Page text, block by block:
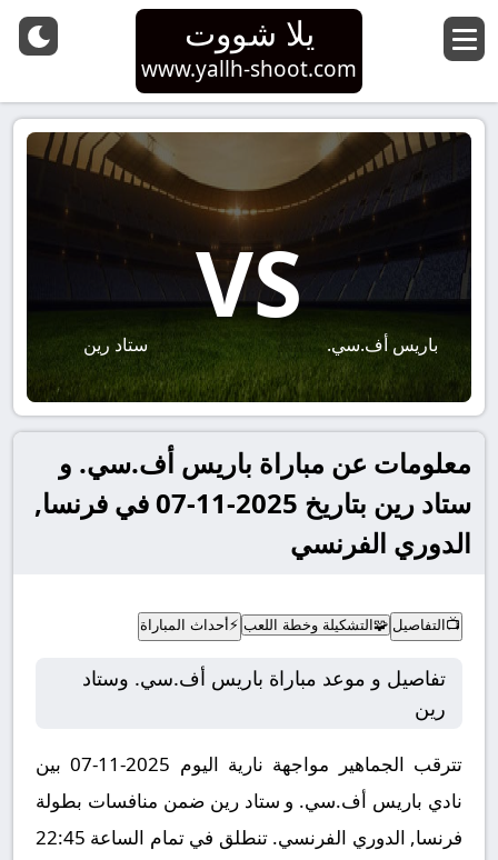
يلا شووت
www.yallh-shoot.com
باريس أف.سي.
VS
ستاد رين
معلومات عن مباراة باريس أف.سي. و
ستاد رين بتاريخ 2025-11-07 في فرنسا,
الدوري الفرنسي
📺 التفاصيل 🧩 التشكيلة وخطة اللعب ⚡ أحداث المباراة
تفاصيل و موعد مباراة باريس أف.سي. وستاد
رين
تترقب الجماهير مواجهة نارية اليوم 2025-11-07 بين
نادي باريس أف.سي. و ستاد رين ضمن منافسات بطولة
فرنسا, الدوري الفرنسي.
تنطلق في تمام الساعة 22:45